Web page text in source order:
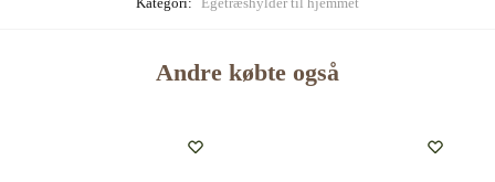
Andre købte også